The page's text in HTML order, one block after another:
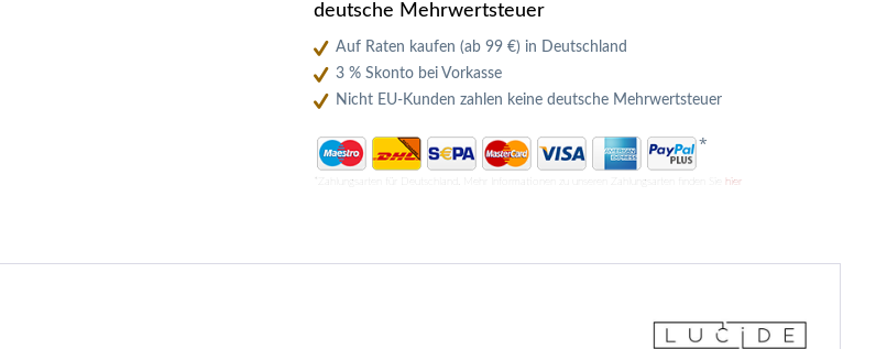
deutsche Mehrwertsteuer
Auf Raten kaufen (ab 99 €) in Deutschland
3 % Skonto bei Vorkasse
Nicht EU-Kunden zahlen keine deutsche Mehrwertsteuer
*
*Zahlungsarten für Deutschland. Mehr Informationen zu unseren Zahlungsarten finden Sie hier